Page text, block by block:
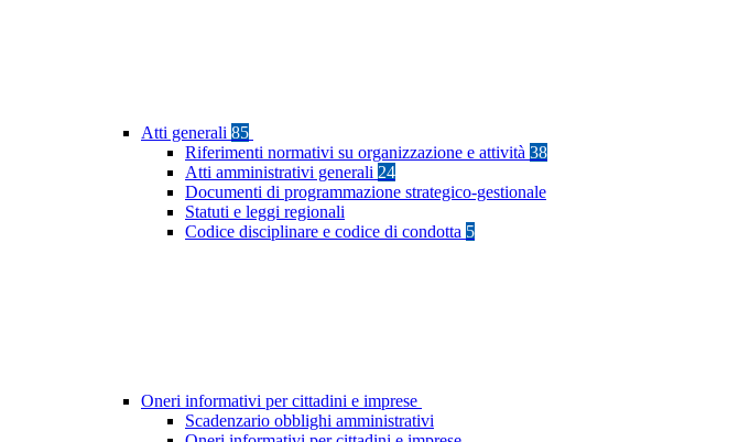
Atti generali 85
Riferimenti normativi su organizzazione e attività 38
Atti amministrativi generali 24
Documenti di programmazione strategico-gestionale
Statuti e leggi regionali
Codice disciplinare e codice di condotta 5
Oneri informativi per cittadini e imprese
Scadenzario obblighi amministrativi